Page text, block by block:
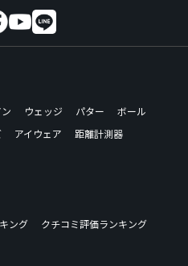
ウェッジ パター
ボール
アイウェア
距離計測器
ング
クチコミ評価ランキング